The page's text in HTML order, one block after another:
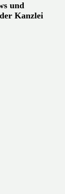
und
Kanzlei